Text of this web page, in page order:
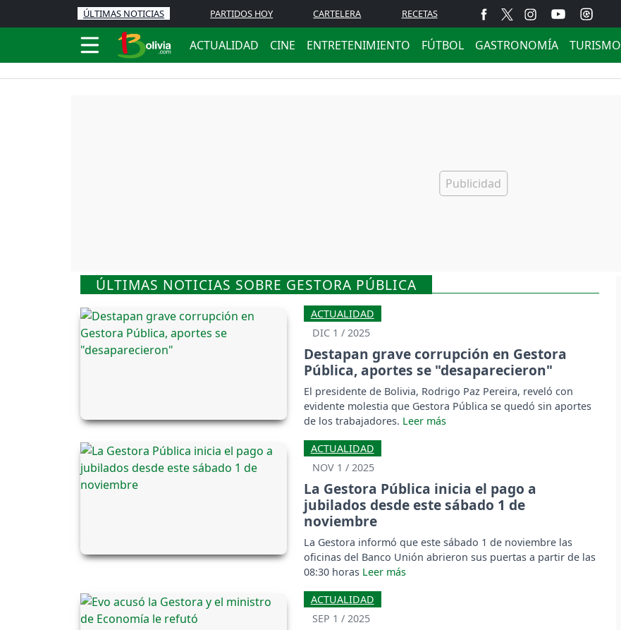
ÚLTIMAS NOTICIAS PARTIDOS HOY CARTELERA RECETAS
ACTUALIDAD CINE ENTRETENIMIENTO FÚTBOL GASTRONOMÍA TURISMO
ÚLTIMAS NOTICIAS SOBRE GESTORA PÚBLICA
ACTUALIDAD
DIC 1 / 2025
Destapan grave corrupción en Gestora
Pública, aportes se "desaparecieron"
El presidente de Bolivia, Rodrigo Paz Pereira, reveló con
evidente molestia que Gestora Pública se quedó sin aportes
de los trabajadores.
ACTUALIDAD
NOV 1 / 2025
La Gestora Pública inicia el pago a
jubilados desde este sábado 1 de
noviembre
La Gestora informó que este sábado 1 de noviembre las
oficinas del Banco Unión abrieron sus puertas a partir de las
08:30 horas
ACTUALIDAD
SEP 1 / 2025